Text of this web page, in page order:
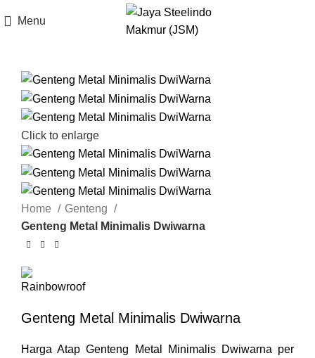
Menu
Click to enlarge
Home
Genteng
Genteng Metal Minimalis Dwiwarna
Genteng Metal Minimalis Dwiwarna
Harga Atap Genteng Metal Minimalis Dwiwarna per